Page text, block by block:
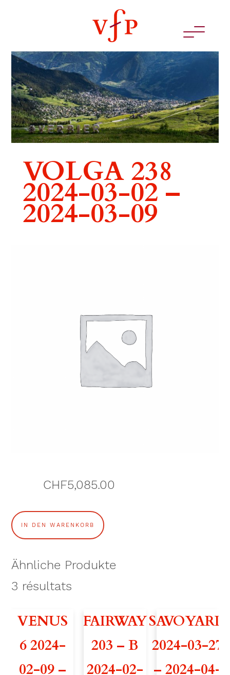
VOLGA 238
2024-03-02 –
2024-03-09
CHF5,085.00
V
O
L
G
IN DEN WARENKORB
Ähnliche Produkte
3 résultats
VENUS
6 2024-
02-09 –
FAIRWAY
203 – B
2024-02-
SAVOYARD
2024-03-27
– 2024-04-